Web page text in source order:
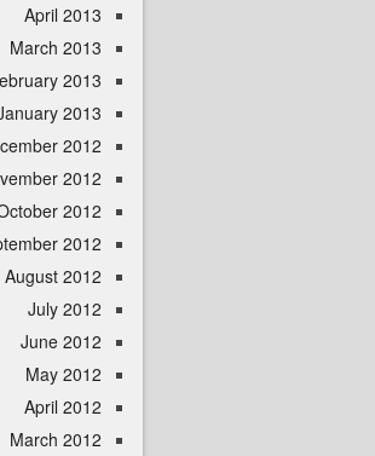
April 2013
March 2013
2013
2013
2012
2012
2012
2012
August 2012
July 2012
June 2012
May 2012
April 2012
March 2012